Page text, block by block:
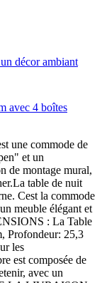
avec 4 boîtes
une commode de
et un
de montage mural,
table de nuit
Cest la commode
meuble élégant et
: La Table
Profondeur: 25,3
les
est composée de
avec un